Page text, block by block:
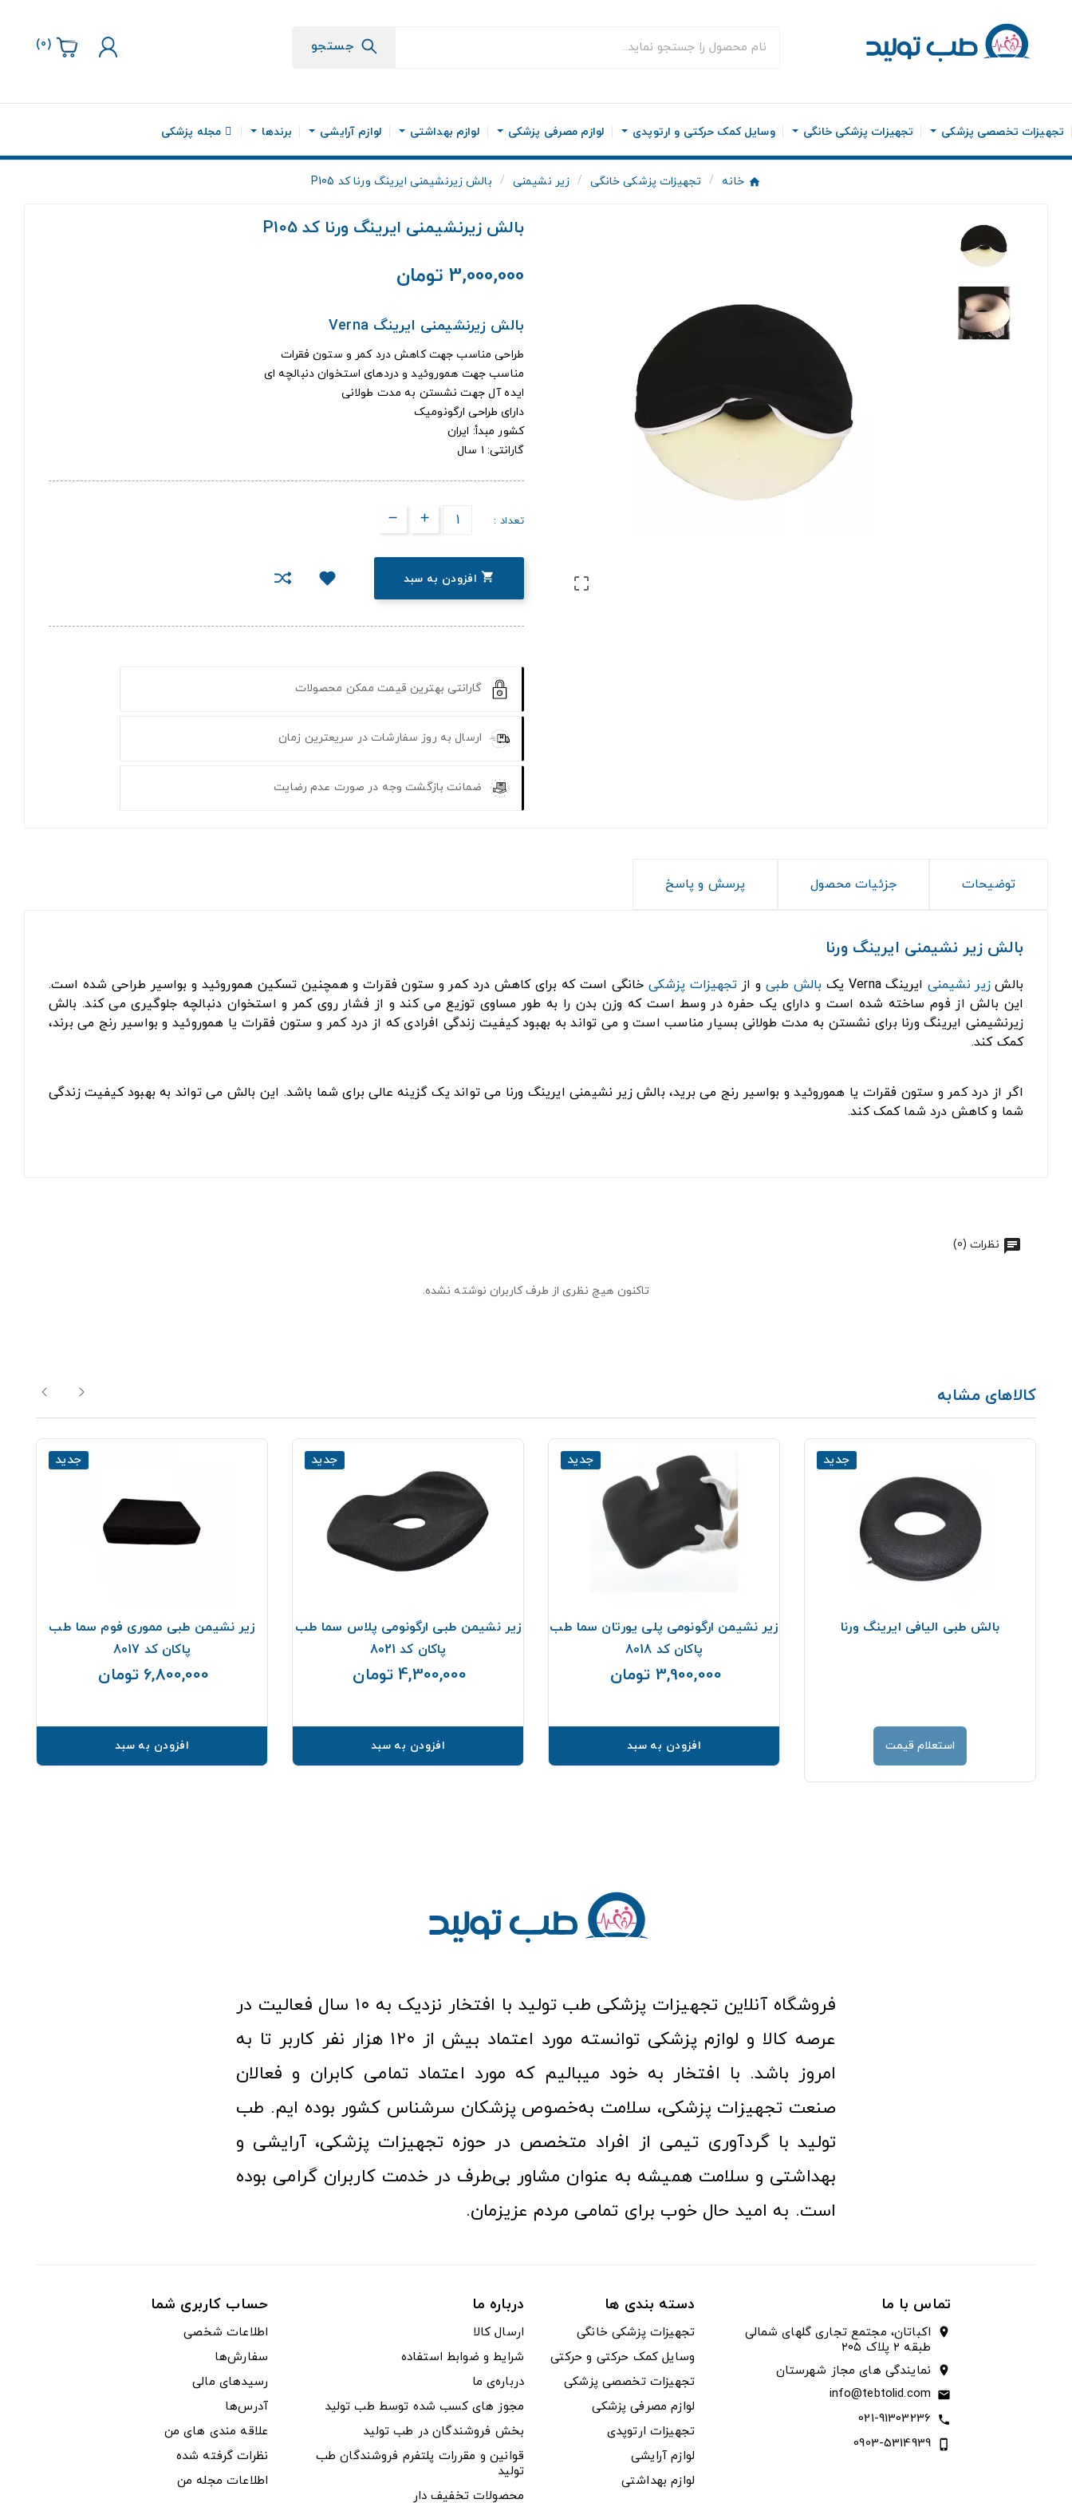
جستجو (
0
)
تجهیزات تخصصی پزشکی تجهیزات پزشکی خانگی وسایل کمک حرکتی و ارتوپدی لوازم مصرفی پزشکی لوازم بهداشتی لوازم آرایشی برندها مجله پزشکی
خانه تجهیزات پزشکی خانگی زیر نشیمنی بالش زیرنشیمنی ایرینگ ورنا کد P105

بالش زیرنشیمنی ایرینگ ورنا کد P105
3,000,000 تومان
بالش زیرنشیمنی ایرینگ Verna
طراحی مناسب جهت کاهش درد کمر و ستون فقرات
مناسب جهت هموروئید و دردهای استخوان دنبالچه ای
ایده آل جهت نشستن به مدت طولانی
دارای طراحی ارگونومیک
کشور مبدأ: ایران
گارانتی: ۱ سال
تعداد :
 افزودن به سبد
گارانتی بهترین قیمت ممکن محصولات
ارسال به روز سفارشات در سریعترین زمان
ضمانت بازگشت وجه در صورت عدم رضایت
توضیحات جزئیات محصول پرسش و پاسخ
بالش زیر نشیمنی ایرینگ ورنا
بالشزیر نشیمنی ایرینگ Verna یک بالش طبی و از تجهیزات پزشکیخانگی است که برای کاهش درد کمر و ستون فقرات و همچنین تسکین هموروئید و بواسیر طراحی شده است.
این بالش از فوم ساخته شده است و دارای یک حفره در وسط است که وزن بدن را به طور مساوی توزیع می کند و از فشار روی کمر و استخوان دنبالچه جلوگیری می کند. بالش
زیرنشیمنی ایرینگ ورنا برای نشستن به مدت طولانی بسیار مناسب است و می تواند به بهبود کیفیت زندگی افرادی که از درد کمر و ستون فقرات یا هموروئید و بواسیر رنج می برند،
کمک کند.
اگر از درد کمر و ستون فقرات یا هموروئید و بواسیر رنج می برید، بالش زیر نشیمنی ایرینگ ورنا می تواند یک گزینه عالی برای شما باشد. این بالش می تواند به بهبود کیفیت زندگی
شما و کاهش درد شما کمک کند.
نظرات (0)
تاکنون هیچ نظری از طرف کاربران نوشته نشده.
کالاهای مشابه
جدید
بالش طبی الیافی ایرینگ ورنا
استعلام قیمت
جدید
زیر نشیمن ارگونومی پلی یورتان سما طب
پاکان کد 8018
3,900,000 تومان
افزودن به سبد
جدید
زیر نشیمن طبی ارگونومی پلاس سما طب
پاکان کد 8021
4,300,000 تومان
افزودن به سبد
جدید
زیر نشیمن طبی مموری فوم سما طب
پاکان کد 8017
6,800,000 تومان
افزودن به سبد
فروشگاه آنلاین تجهیزات پزشکی طب تولید با افتخار نزدیک به ۱۰ سال فعالیت در
عرصه کالا و لوازم پزشکی توانسته مورد اعتماد بیش از ۱۲۰ هزار نفر کاربر تا به
امروز باشد. با افتخار به خود میبالیم که مورد اعتماد تمامی کابران و فعالان
صنعت تجهیزات پزشکی، سلامت به‌خصوص پزشکان سرشناس کشور بوده ایم. طب
تولید با گردآوری تیمی از افراد متخصص در حوزه تجهیزات پزشکی، آرایشی و
بهداشتی و سلامت همیشه به عنوان مشاور بی‌طرف در خدمت کاربران گرامی بوده
است. به امید حال خوب برای تمامی مردم عزیزمان.
تماس با ما
location_on
اکباتان، مجتمع تجاری گلهای شمالی
طبقه ۲ پلاک ۲۰۵
location_on نمایندگی های مجاز شهرستان
email
info@tebtolid.com
call
021-91303236
phone_iphone
0903-5314939
دسته بندی ها
تجهیزات پزشکی خانگی
وسایل کمک حرکتی و حرکتی
تجهیزات تخصصی پزشکی
لوازم مصرفی پزشکی
تجهیزات ارتوپدی
لوازم آرایشی
لوازم بهداشتی
درباره ما
ارسال کالا
شرایط و ضوابط استفاده
درباره‌ی ما
مجوز های کسب شده توسط طب تولید
بخش فروشندگان در طب تولید
قوانین و مقررات پلتفرم فروشندگان طب
تولید
محصولات تخفیف دار
حساب کاربری شما
اطلاعات شخصی
سفارش‌ها
رسیدهای مالی
آدرس‌ها
علاقه مندی های من
نظرات گرفته شده
اطلاعات مجله من